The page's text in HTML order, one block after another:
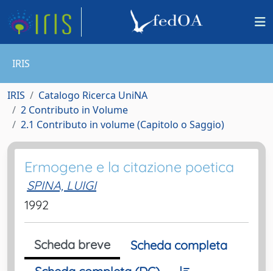
IRIS
IRIS
Catalogo Ricerca UniNA
2 Contributo in Volume
2.1 Contributo in volume (Capitolo o Saggio)
Ermogene e la citazione poetica
SPINA, LUIGI
1992
Scheda breve
Scheda completa